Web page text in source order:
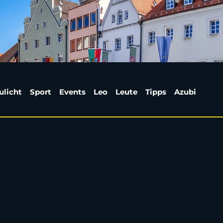
Stars in
Sport Events Leo Leute Tipps Azubi